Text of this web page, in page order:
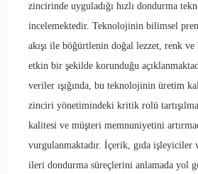
zincirinde uyguladığı hızlı dondurma
incelemektedir. Teknolojinin bilimsel
akışı ile böğürtlenin doğal lezzet, renk ve
etkin bir şekilde korunduğu
veriler ışığında, bu teknolojinin üretim
zinciri yönetimindeki kritik rolü
kalitesi ve müşteri memnuniyetini
vurgulanmaktadır. İçerik, gıda işleyiciler
ileri dondurma süreçlerini anlamada yol